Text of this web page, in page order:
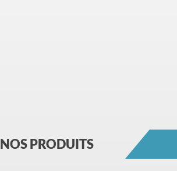
NOS PRODUITS